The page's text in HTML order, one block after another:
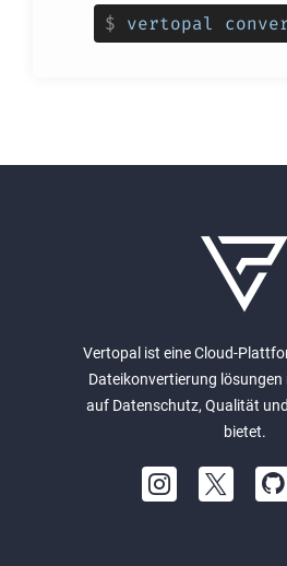
$ vertopal
Vertopal ist eine Cloud-
Dateikonvertierung
auf Datenschutz, Qualität
bietet.